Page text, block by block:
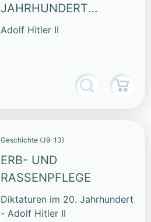
JAHRHUNDERT
(SAMMLUNG)
Adolf Hitler II
Geschichte (J9-13)
ERB- UND
RASSENPFLEGE
Diktaturen im 20. Jahrhundert
- Adolf Hitler II